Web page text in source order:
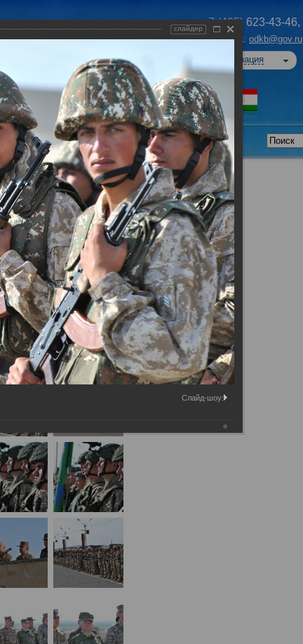
+7 (495) 623-43-46,
Эл. почта: odkb@gov.ru
Авторизация
Приоритеты председательства
слайдер
Слайд-шоу: